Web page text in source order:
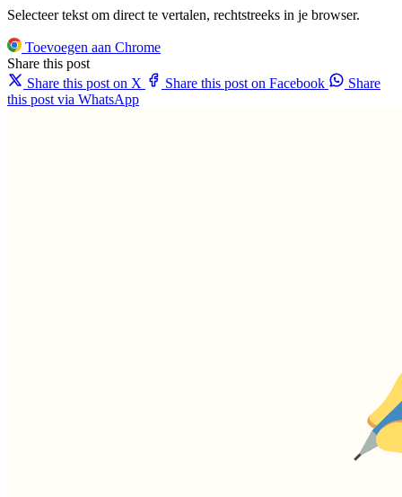
Selecteer tekst om direct te vertalen, rechtstreeks in je browser.
Toevoegen aan Chrome
Share this post
Share this post on X
Share this post on Facebook
Share
this post via WhatsApp